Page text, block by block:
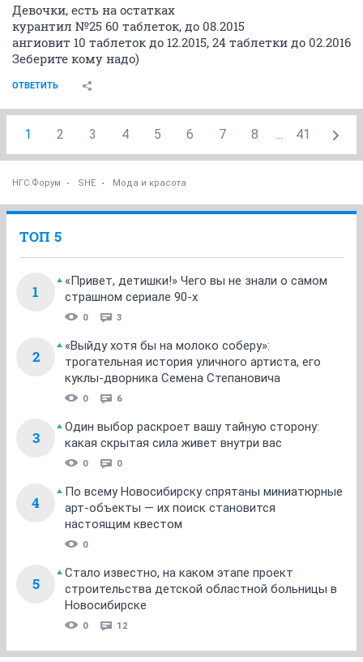
Девочки, есть на остатках
курантил №25 60 таблеток, до 08.2015
ангиовит 10 таблеток до 12.2015, 24 таблетки до 02.2016
Зеберите кому надо)
ОТВЕТИТЬ
1 2 3 4 5 6 7 8 ... 41
НГС.Форум SHE Мода и красота
ТОП 5
1
«Привет, детишки!» Чего вы не знали о самом
страшном сериале 90-х
0 3
2
«Выйду хотя бы на молоко соберу»:
трогательная история уличного артиста, его
куклы-дворника Семена Степановича
0 6
3
Один выбор раскроет вашу тайную сторону:
какая скрытая сила живет внутри вас
0 0
4
По всему Новосибирску спрятаны миниатюрные
арт-объекты — их поиск становится
настоящим квестом
0
5
Стало известно, на каком этапе проект
строительства детской областной больницы в
Новосибирске
0 12